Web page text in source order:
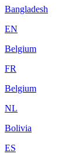
Bangladesh
EN
Belgium
FR
Belgium
NL
Bolivia
ES